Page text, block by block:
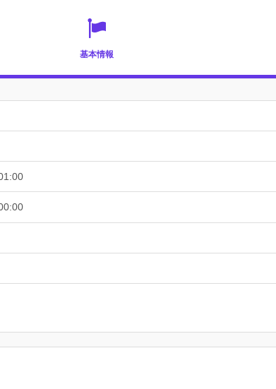
基本情報